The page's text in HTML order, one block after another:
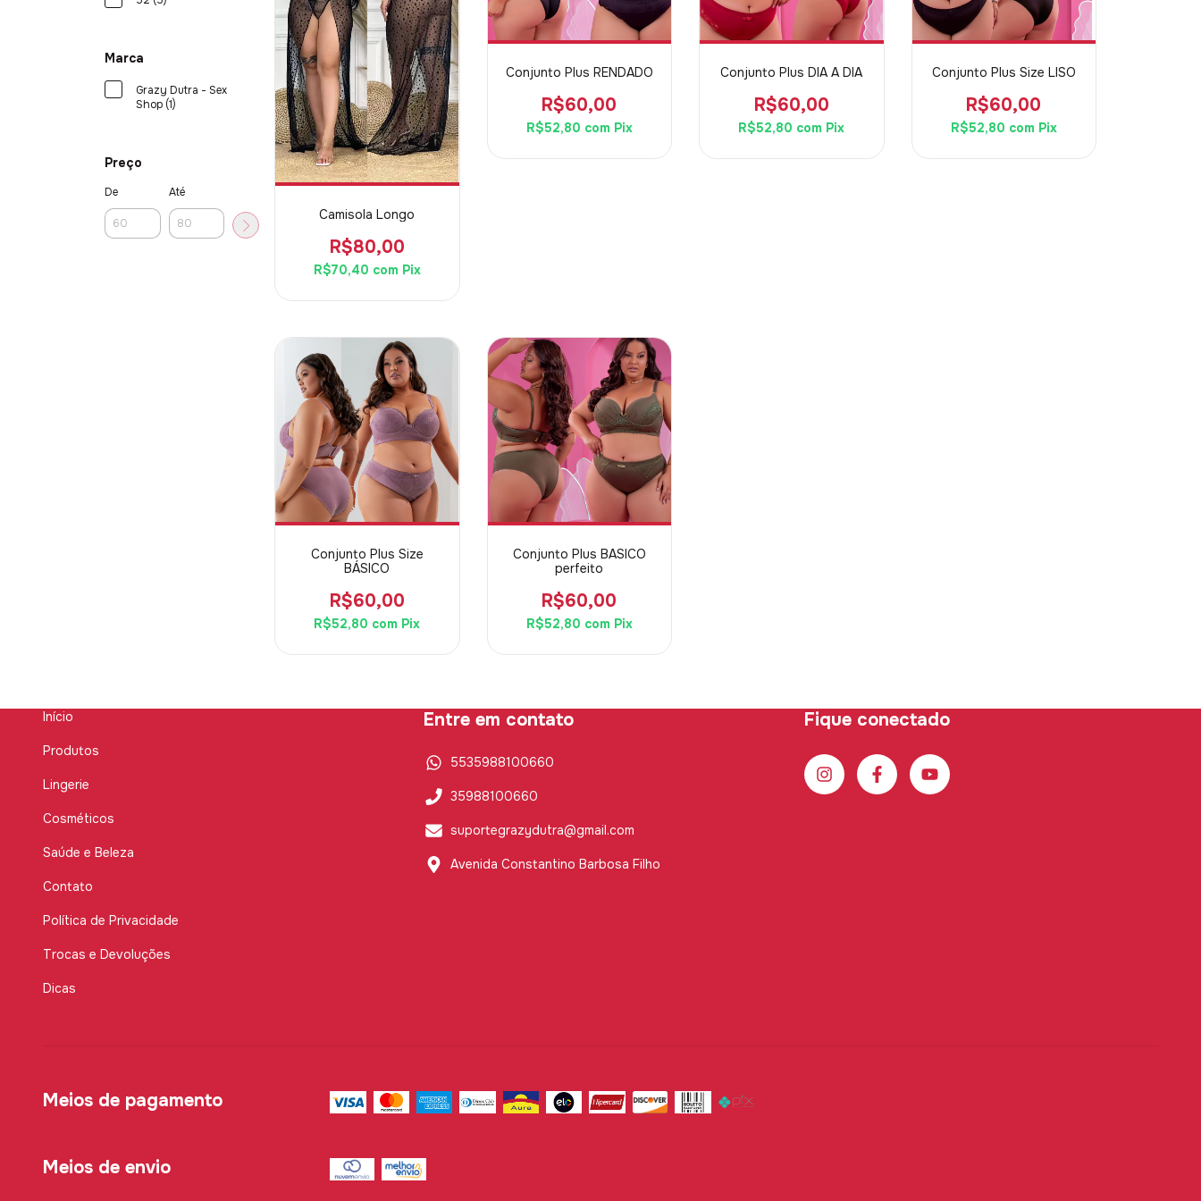
Marca
Grazy Dutra - Sex
Shop (1)
Preço
De Até
Camisola Longo
R$80,00
R$70,40 com Pix
Conjunto Plus RENDADO
R$60,00
R$52,80 com Pix
Conjunto Plus DIA A DIA
R$60,00
R$52,80 com Pix
Conjunto Plus Size LISO
R$60,00
R$52,80 com Pix
Conjunto Plus Size
BÁSICO
R$60,00
R$52,80 com Pix
Conjunto Plus BASICO
perfeito
R$60,00
R$52,80 com Pix
Início
Produtos
Lingerie
Cosméticos
Saúde e Beleza
Contato
Política de Privacidade
Trocas e Devoluções
Dicas
Entre em contato
5535988100660
35988100660
suportegrazydutra@gmail.com
Avenida Constantino Barbosa Filho
Fique conectado
Meios de pagamento
Meios de envio